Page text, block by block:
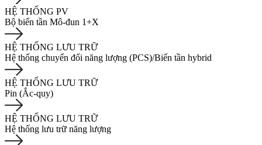
HỆ THỐNG PV
Bộ biến tần Mô-đun 1+X
HỆ THỐNG LƯU TRỮ
Hệ thống chuyển đổi năng lượng (PCS)/Biến tần hybrid
HỆ THỐNG LƯU TRỮ
Pin (Ắc-quy)
HỆ THỐNG LƯU TRỮ
Hệ thống lưu trữ năng lượng